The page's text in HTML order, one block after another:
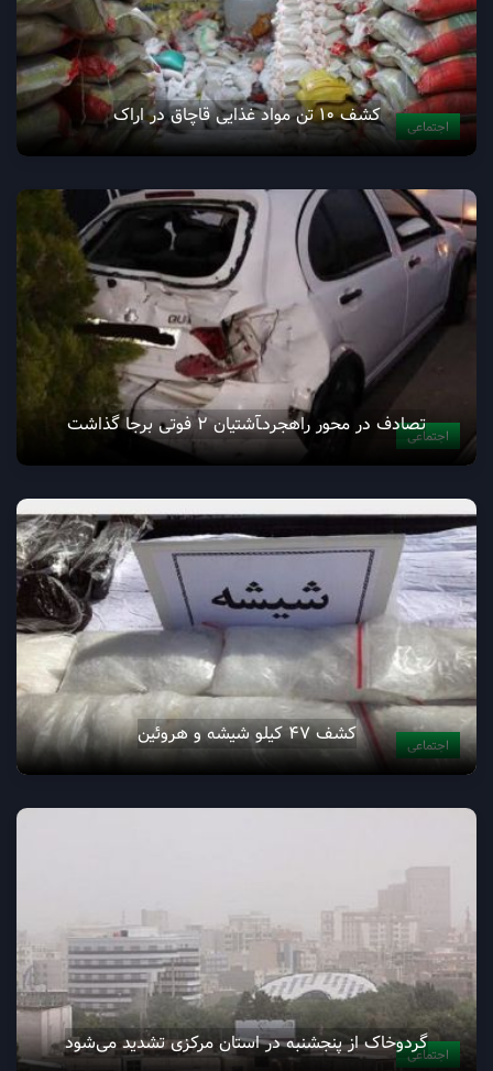
اجتماعی کشف ۱۰ تن مواد غذایی قاچاق در اراک
اجتماعیتصادف در محور راهجردـآشتیان 2 فوتی برجا گذاشت
اجتماعی کشف ۴۷ کیلو شیشه و هروئین
اجتماعیگردوخاک از پنجشنبه در استان مرکزی تشدید می‌شود